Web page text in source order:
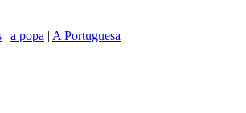
| a popa | A Portuguesa